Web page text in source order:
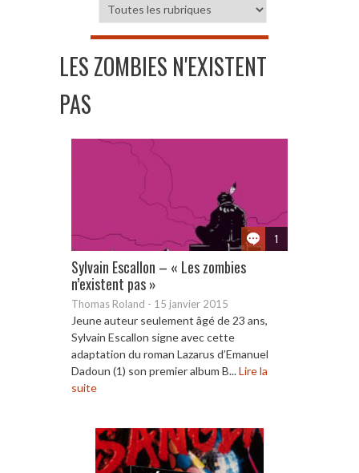
LES ZOMBIES N'EXISTENT
PAS
1
Sylvain Escallon – « Les zombies
n’existent pas »
Thomas Roland - 15 janvier 2015
Jeune auteur seulement âgé de 23 ans,
Sylvain Escallon signe avec cette
adaptation du roman Lazarus d’Emanuel
Dadoun (1) son premier album B...Lire la
suite